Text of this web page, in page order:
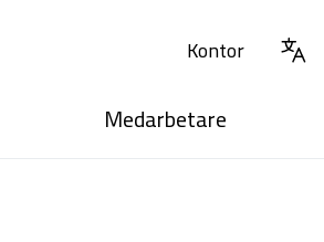
Kontor
Medarbetare